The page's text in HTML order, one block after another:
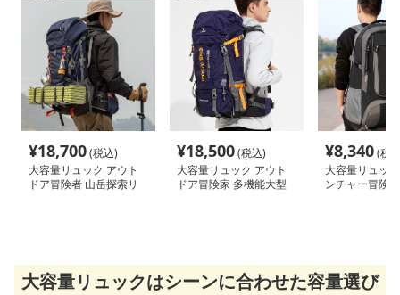
¥18,700(税込)
大容量リュック アウト
ドア冒険者 山岳探索リ
¥18,500(税込)
大容量リュック アウト
ドア冒険家 多機能大型
¥8,340(税
大容量リュッ
ンチャー冒険
大容量リュックはシーンに合わせた容量選び